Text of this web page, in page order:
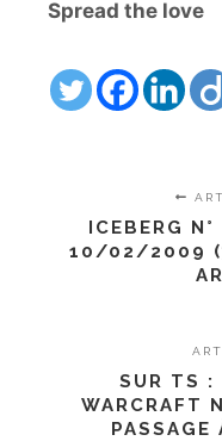
Spread the love
ICEBERG
10/02/2009
SUR TS :
WARCRAFT
PASSAGE